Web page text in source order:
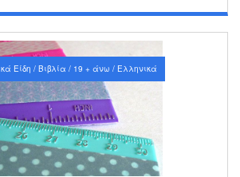
Είδη / Βιβλία / 19 + άνω / Ελληνικά